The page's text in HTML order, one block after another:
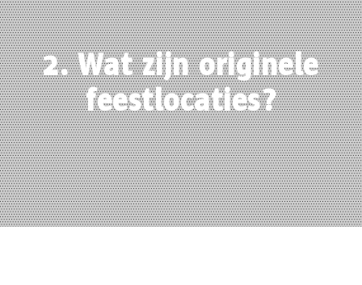
2. Wat zijn originele
feestlocaties?